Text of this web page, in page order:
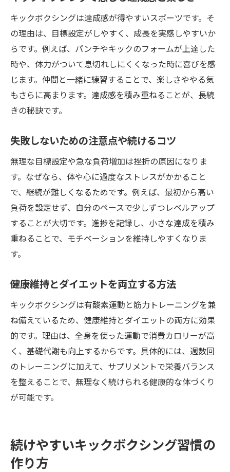
キックボクシングは達成感が得やすいスポーツです。そ
の理由は、目標設定がしやすく、成長を実感しやすいか
らです。例えば、パンチやキックのフォームが上達した
時や、体力がついて息切れしにくくなった時に喜びを感
じます。仲間と一緒に練習することで、楽しさややる気
もさらに高まります。達成感を積み重ねることが、長続
きの秘訣です。
失敗しないための注意点や続けるコツ
無理な目標設定や急な負荷増加は挫折の原因になりま
す。なぜなら、体や心に過度なストレスがかかること
で、継続が難しくなるためです。例えば、最初から高い
負荷を設定せず、自分のペースで少しずつレベルアップ
することが大切です。進捗を記録し、小さな達成を積み
重ねることで、モチベーションを維持しやすくなりま
す。
健康維持とダイエットを両立する方法
キックボクシングは有酸素運動と筋力トレーニングを兼
ね備えているため、健康維持とダイエットの両方に効果
的です。理由は、全身を使った運動で消費カロリーが高
く、基礎代謝も向上するからです。具体的には、週数回
のトレーニングに加えて、サプリメントで栄養バランス
を整えることで、無理なく続けられる健康的な体づくり
が可能です。
続けやすいキックボクシング習慣の
作り方